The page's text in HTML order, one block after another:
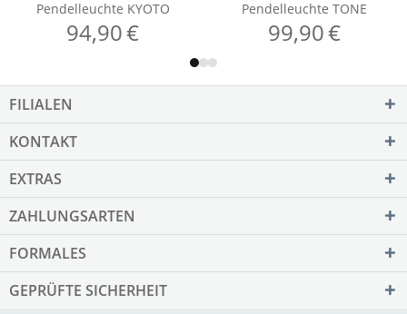
FILIALEN
KONTAKT
EXTRAS
ZAHLUNGSARTEN
FORMALES
GEPRÜFTE SICHERHEIT